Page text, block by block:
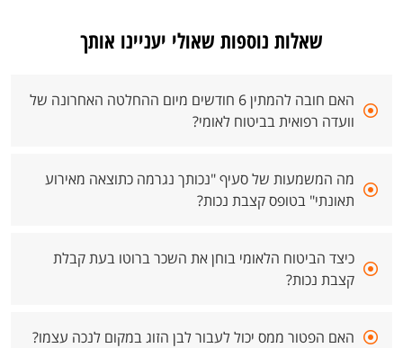
שאלות נוספות שאולי יעניינו אותך
האם חובה להמתין 6 חודשים מיום ההחלטה האחרונה של
וועדה רפואית בביטוח לאומי?
מה המשמעות של סעיף "נכותך נגרמה כתוצאה מאירוע
תאונתי" בטופס קצבת נכות?
כיצד הביטוח הלאומי בוחן את השכר ברוטו בעת קבלת
קצבת נכות?
האם הפטור ממס יכול לעבור לבן הזוג במקום לנכה עצמו?